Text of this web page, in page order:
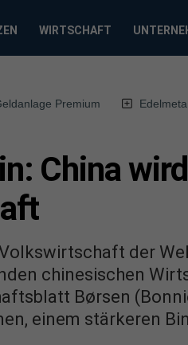
WIRTSCHAFT
Premium
China
der
chinesischen
Børsen
einem stärkeren